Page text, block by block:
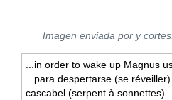
Imagen enviada por y
...in order to wake up Magnus
...para despertarse (se
cascabel (serpent à sonnettes)